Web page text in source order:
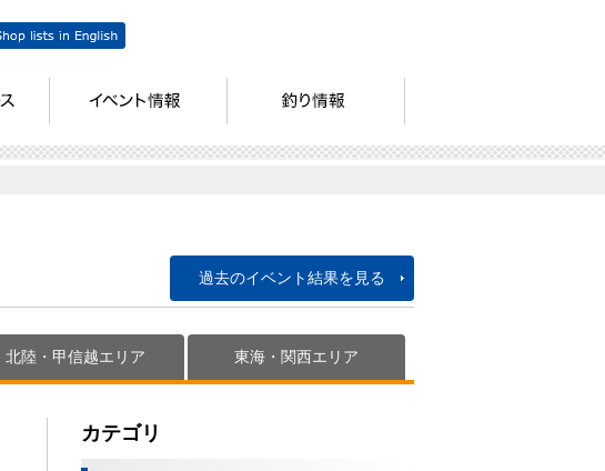
過去のイベント結果を見る
北陸・甲信越エリア 東海・関西エリア
カテゴリ